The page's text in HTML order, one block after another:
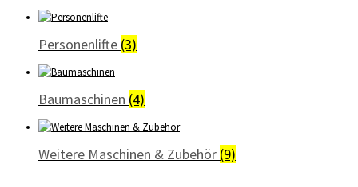
Personenlifte (3)
Baumaschinen (4)
Weitere Maschinen & Zubehör (9)